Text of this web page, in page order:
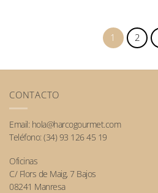
1 2
CONTACTO
Email: hola@harcogourmet.com
Teléfono: (34) 93 126 45 19
Oficinas
C/ Flors de Maig, 7 Bajos
08241 Manresa